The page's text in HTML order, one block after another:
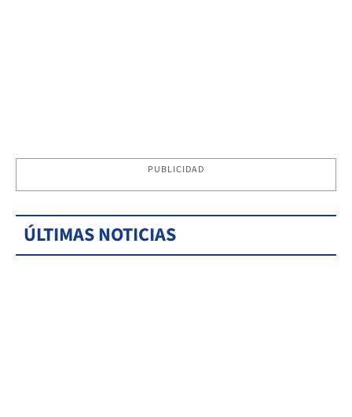
PUBLICIDAD
ÚLTIMAS NOTICIAS